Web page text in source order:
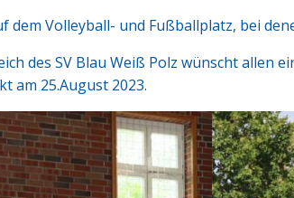
dem Volleyball- und Fußballplatz, bei
des SV Blau Weiß Polz wünscht allen
am 25.August 2023.